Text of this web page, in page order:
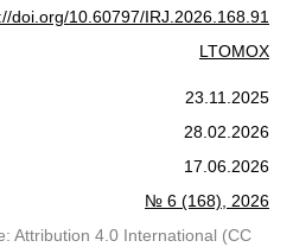
doi.org/10.60797/IRJ.2026.168.91
LTOMOX
23.11.2025
28.02.2026
17.06.2026
№ 6 (168), 2026
Attribution 4.0 International (CC